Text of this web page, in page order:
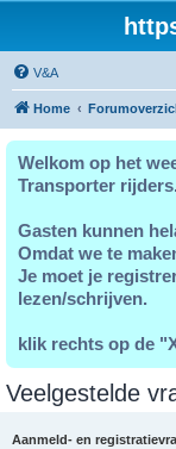
V&A
Home
Welkom op het
Transporter rijders.
Gasten kunnen
Omdat we te
Je moet je
lezen/schrijven.
klik rechts op de
Veelgestelde
Aanmeld- en